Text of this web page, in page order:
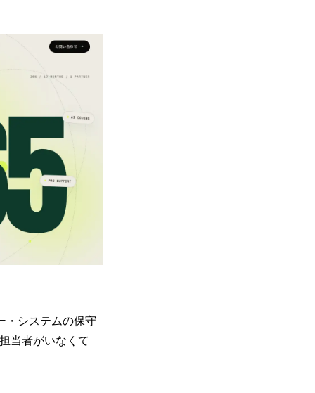
・システムの保守
当者がいなくて